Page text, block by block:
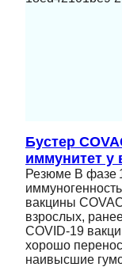
Бустер
иммунитет у
Резюме В фазе
вакцины
взрослых,
COVID‑19
хорошо
наивысшие